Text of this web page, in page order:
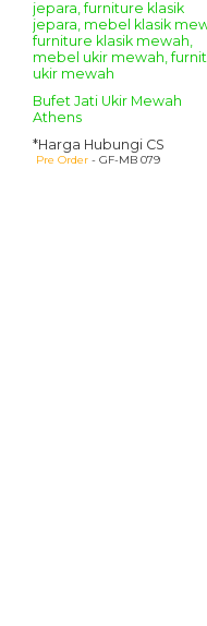
Bufet Jati Ukir Mewah
Athens
*Harga Hubungi CS
Pre Order - GF-MB 079